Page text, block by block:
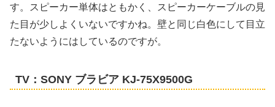
す。スピーカー単体はともかく、スピーカーケーブルの見
た目が少しよくいないですかね。壁と同じ白色にして目立
たないようにはしているのですが。
TV：SONY ブラビア KJ-75X9500G